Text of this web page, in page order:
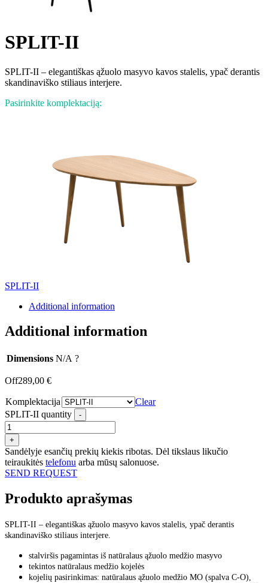
SPLIT-II
SPLIT-II – elegantiškas ąžuolo masyvo kavos stalelis, ypač derantis
skandinaviško stiliaus interjere.
Pasirinkite komplektaciją:
SPLIT-II
Additional information
Additional information
Dimensions N/A ?
Off289,00 €
Komplektacija
Clear
SPLIT-II quantity
-
+
Sandėlyje esančių prekių kiekis ribotas. Dėl tikslaus likučio
teiraukitės telefonu arba mūsų salonuose.
SEND REQUEST
Produkto aprašymas
SPLIT-II – elegantiškas ąžuolo masyvo kavos stalelis, ypač derantis
skandinaviško stiliaus interjere.
stalviršis pagamintas iš natūralaus ąžuolo medžio masyvo
tekintos natūralaus medžio kojelės
kojelių pasirinkimas: natūralaus ąžuolo medžio MO (spalva C-O),